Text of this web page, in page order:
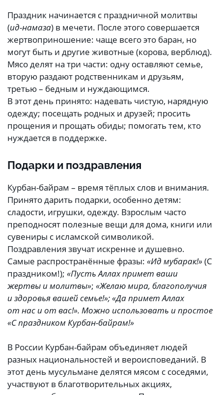
Праздник начинается с праздничной молитвы
(ид-намаза) в мечети. После этого совершается
жертвоприношение: чаще всего это баран, но
могут быть и другие животные (корова, верблюд).
Мясо делят на три части: одну оставляют семье,
вторую раздают родственникам и друзьям,
третью – бедным и нуждающимся.
В этот день принято: надевать чистую, нарядную
одежду; посещать родных и друзей; просить
прощения и прощать обиды; помогать тем, кто
нуждается в поддержке.
Подарки и поздравления
Курбан-байрам – время тёплых слов и внимания.
Принято дарить подарки, особенно детям:
сладости, игрушки, одежду. Взрослым часто
преподносят полезные вещи для дома, книги или
сувениры с исламской символикой.
Поздравления звучат искренне и душевно.
Самые распространённые фразы: «Ид мубарак!»(С
праздником!); «Пусть Аллах примет ваши
жертвы и молитвы»; «Желаю мира, благополучия
и здоровья вашей семье!»; «Да примет Аллах
от нас и от вас!». Можно использовать и простое
«С праздником Курбан-байрам!»
В России Курбан-байрам объединяет людей
разных национальностей и вероисповеданий. В
этот день мусульмане делятся мясом с соседями,
участвуют в благотворительных акциях,